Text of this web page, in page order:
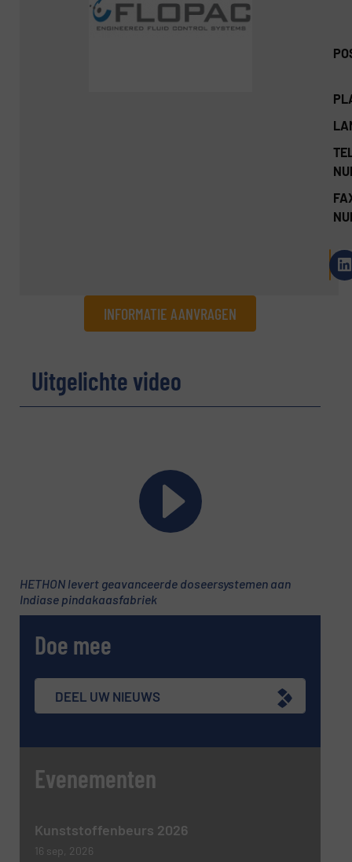
INFORMATIE AANVRAGEN
Naam(Vereist)
Telefoonnummer
Onderwerp (Vereist)
Bericht
Uitgelichte video
HETHON levert geavanceerde doseersystemen aan
Indiase pindakaasfabriek
Doe mee
DEEL UW NIEUWS
Evenementen
Kunststoffenbeurs 2026
16 sep, 2026